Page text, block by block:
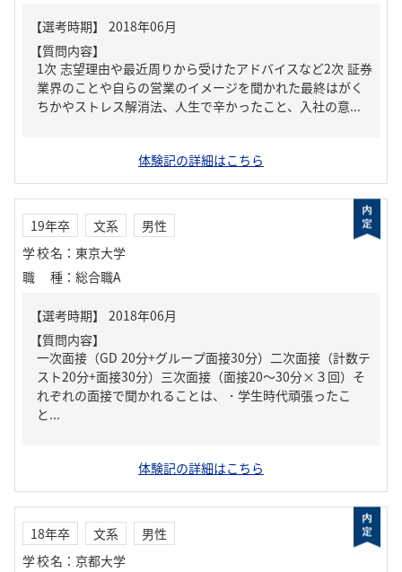
【質問内容】
1次 志望理由や最近周りから受けたアドバイスなど2次 証券
業界のことや自らの営業のイメージを聞かれた最終はがく
ちかやストレス解消法、人生で辛かったこと、入社の意...
体験記の詳細はこちら
19年卒 文系
男性
学校名 ： 東京大学
職種 ： 総合職A
【質問内容】
一次面接（GD 20分+グループ面接30分）二次面接（計数テ
スト20分+面接30分）三次面接（面接20～30分×３回）そ
れぞれの面接で聞かれることは、・学生時代頑張ったこ
と...
体験記の詳細はこちら
18年卒 文系
男性
学校名 ： 京都大学